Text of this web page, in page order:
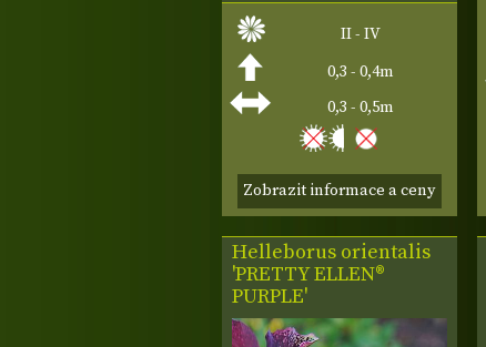
II - IV
0,3 - 0,4m
0,3 - 0,5m
Zobrazit informace a ceny
Helleborus orientalis
'PRETTY ELLEN®
PURPLE'